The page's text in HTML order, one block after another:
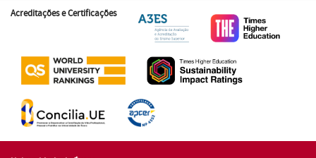
Acreditações e Certificações